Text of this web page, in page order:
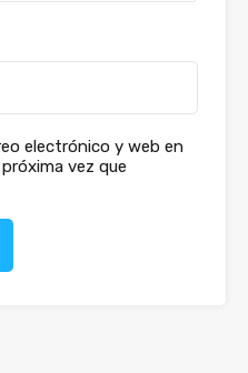
electrónico y web en
vez que